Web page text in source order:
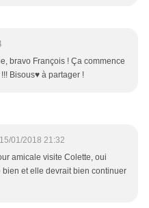
bravo François ! Ça commence
Bisous♥ à partager !
15/01/2018 21:32
amicale visite Colette, oui
bien et elle devrait bien continuer